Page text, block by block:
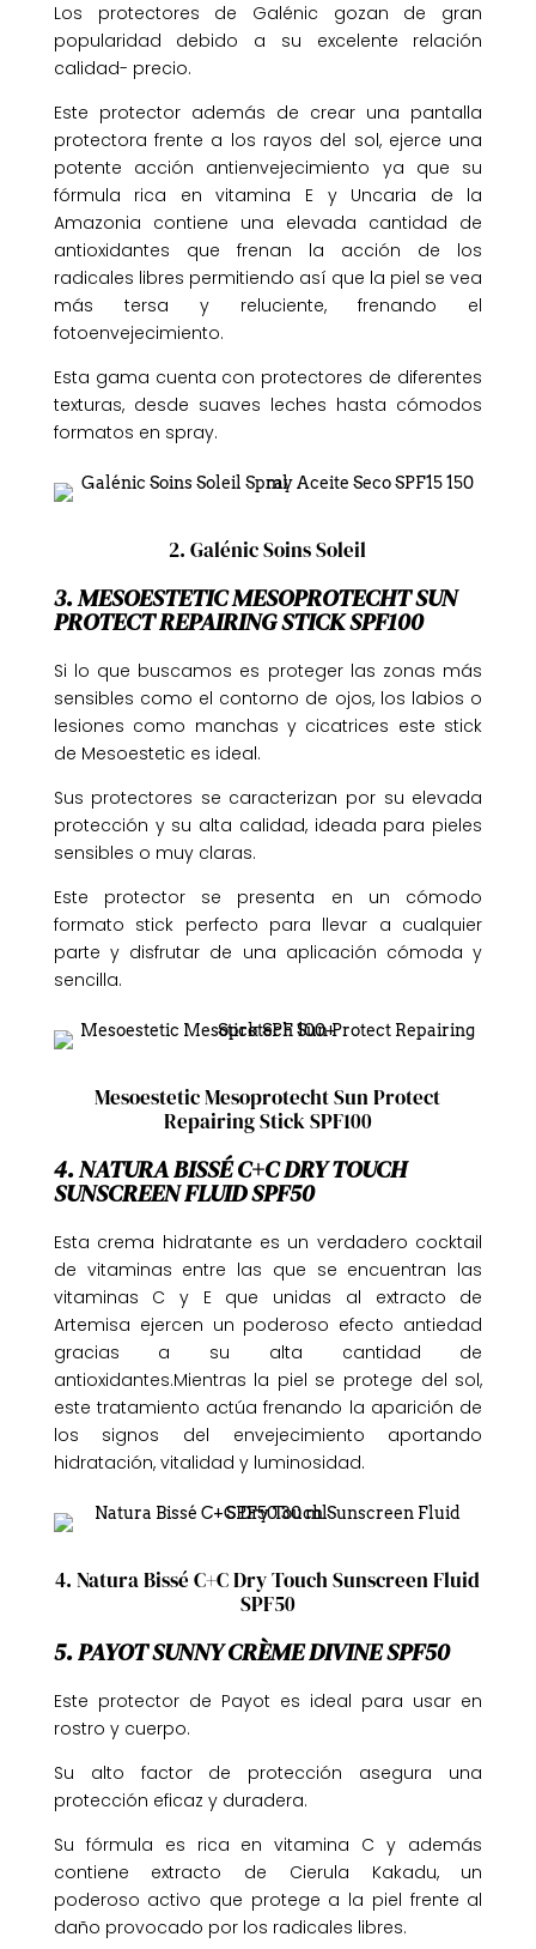
Los protectores de Galénic gozan de gran
popularidad debido a su excelente relación
calidad- precio.
Este protector además de crear una pantalla
protectora frente a los rayos del sol, ejerce una
potente acción antienvejecimiento ya que su
fórmula rica en vitamina E y Uncaria de la
Amazonia contiene una elevada cantidad de
antioxidantes que frenan la acción de los
radicales libres permitiendo así que la piel se vea
más tersa y reluciente, frenando el
fotoenvejecimiento.
Esta gama cuenta con protectores de diferentes
texturas, desde suaves leches hasta cómodos
formatos en spray.
2. Galénic Soins Soleil
3. MESOESTETIC MESOPROTECHT SUN
PROTECT REPAIRING STICK SPF100
Si lo que buscamos es proteger las zonas más
sensibles como el contorno de ojos, los labios o
lesiones como manchas y cicatrices este stick
de Mesoestetic es ideal.
Sus protectores se caracterizan por su elevada
protección y su alta calidad, ideada para pieles
sensibles o muy claras.
Este protector se presenta en un cómodo
formato stick perfecto para llevar a cualquier
parte y disfrutar de una aplicación cómoda y
sencilla.
Mesoestetic Mesoprotecht Sun Protect
Repairing Stick SPF100
4. NATURA BISSÉ C+C DRY TOUCH
SUNSCREEN FLUID SPF50
Esta crema hidratante es un verdadero cocktail
de vitaminas entre las que se encuentran las
vitaminas C y E que unidas al extracto de
Artemisa ejercen un poderoso efecto antiedad
gracias a su alta cantidad de
antioxidantes.Mientras la piel se protege del sol,
este tratamiento actúa frenando la aparición de
los signos del envejecimiento aportando
hidratación, vitalidad y luminosidad.
4. Natura Bissé C+C Dry Touch Sunscreen Fluid
SPF50
5. PAYOT SUNNY CRÈME DIVINE SPF50
Este protector de Payot es ideal para usar en
rostro y cuerpo.
Su alto factor de protección asegura una
protección eficaz y duradera.
Su fórmula es rica en vitamina C y además
contiene extracto de Cierula Kakadu, un
poderoso activo que protege a la piel frente al
daño provocado por los radicales libres.